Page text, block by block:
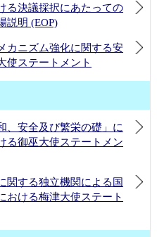
る決議採択にあたっての
説明 (EOP)
カニズム強化に関する安
使ステートメント
、安全及び繁栄の礎」に
る御巫大使ステートメン
関する独立機関による国
おける梅津大使ステート